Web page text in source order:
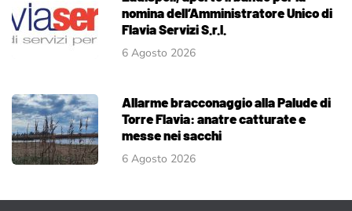
nomina dell’Amministratore Unico di
Flavia Servizi S.r.l.
6 Agosto 2026
Allarme bracconaggio alla Palude di
Torre Flavia: anatre catturate e
messe nei sacchi
6 Agosto 2026